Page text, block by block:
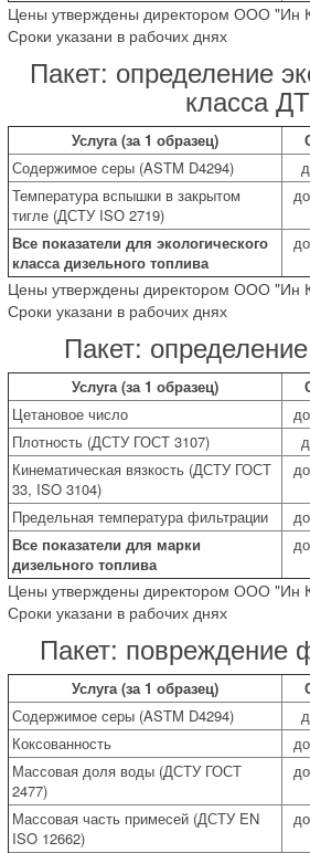
Цены утверждены директором ООО "Ин
Сроки указани в рабочих днях
Пакет: определение
класса ДТ
Услуга (за 1 образец)
Содержимое серы (ASTM D4294)
Температура вспышки в закрытом
тигле (ДСТУ ISО 2719)
Все показатели для экологического
класса дизельного топлива
Цены утверждены директором ООО "Ин
Сроки указани в рабочих днях
Пакет:
Услуга (за 1 образец)
Цетановое число
Плотность (ДСТУ ГОСТ 3107)
Кинематическая вязкость (ДСТУ ГОСТ
33, ISO 3104)
Предельная температура фильтрации
Все показатели для марки
дизельного топлива
Цены утверждены директором ООО "Ин
Сроки указани в рабочих днях
Пакет: повреждение
Услуга (за 1 образец)
Содержимое серы (ASTM D4294)
Коксованность
Массовая доля воды (ДСТУ ГОСТ
2477)
Массовая часть примесей (ДСТУ EN
ISO 12662)